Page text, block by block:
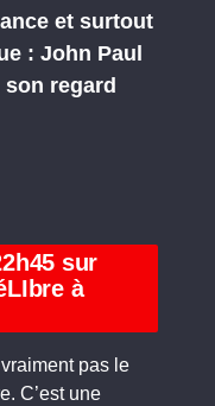
et surtout
: John Paul
regard
sur
à
vraiment pas le
C’est une